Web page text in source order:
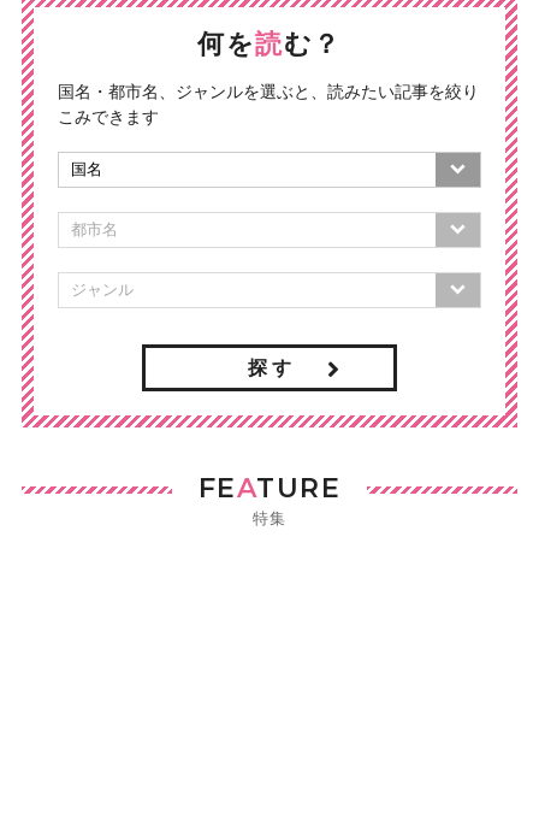
何を読む？
国名・都市名、ジャンルを選ぶと、読みたい記事を絞り
こみできます
探 す
FEATURE
特集